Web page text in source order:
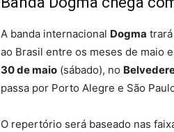
A banda internacional Dogma
ao Brasil entre os meses de maio
30 de maio (sábado), no
passa por Porto Alegre e São
O repertório será baseado nas